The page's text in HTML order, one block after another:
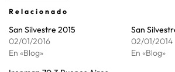
Relacionado
San Silvestre 2015
02/01/2016
En «Blog»
San
02/01/2014
En «Blog»